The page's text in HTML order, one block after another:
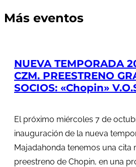
Más eventos
NUEVA TEMPORADA
CZM. PREESTRENO
SOCIOS: «Chopin»
El próximo miércoles 7 de
inauguración de la nueva
Majadahonda tenemos una cita
preestreno de Chopin, en una